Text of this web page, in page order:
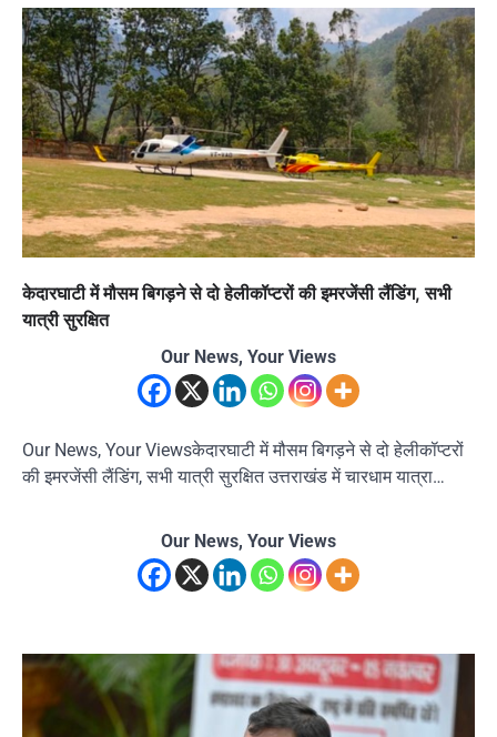
केदारघाटी में मौसम बिगड़ने से दो हेलीकॉप्टरों की इमरजेंसी लैंडिंग, सभी
यात्री सुरक्षित
Our News, Your Views
Our News, Your Viewsकेदारघाटी में मौसम बिगड़ने से दो हेलीकॉप्टरों
की इमरजेंसी लैंडिंग, सभी यात्री सुरक्षित उत्तराखंड में चारधाम यात्रा…
Our News, Your Views